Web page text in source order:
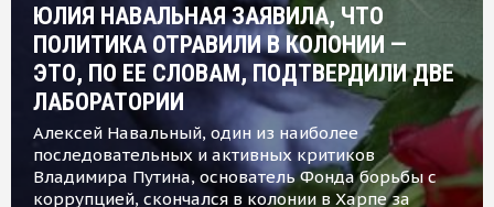
ЮЛИЯ НАВАЛЬНАЯ ЗАЯВИЛА, ЧТО
ПОЛИТИКА ОТРАВИЛИ В КОЛОНИИ —
ЭТО, ПО ЕЕ СЛОВАМ, ПОДТВЕРДИЛИ ДВЕ
ЛАБОРАТОРИИ
Алексей Навальный, один из наиболее
последовательных и активных критиков
Владимира Путина, основатель Фонда борьбы с
коррупцией, скончался в колонии в Харпе за